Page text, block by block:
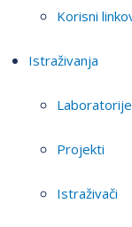
Korisni
Istraživanja
Projekti
Istraživači